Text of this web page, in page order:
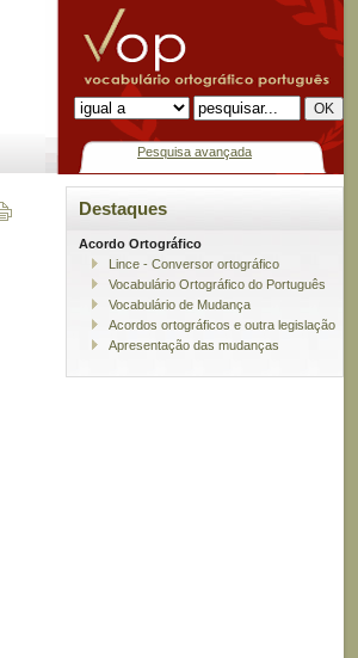
Pesquisa avançada
Destaques
Acordo Ortográfico
Lince - Conversor ortográfico
Vocabulário Ortográfico do Português
Vocabulário de Mudança
Acordos ortográficos e outra legislação
Apresentação das mudanças